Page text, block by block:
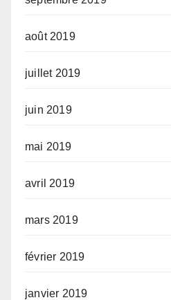
août 2019
juillet 2019
juin 2019
mai 2019
avril 2019
mars 2019
février 2019
janvier 2019